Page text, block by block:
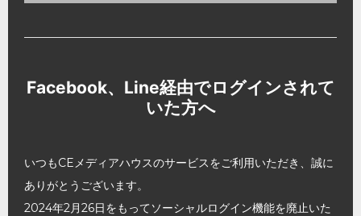
Facebook、Line経由でログインされて
いた方へ
いつもCEメディアハウスのサービスをご利用いただき、誠に
ありがとうございます。
2024年2月26日をもってソーシャルログイン機能を廃止いた